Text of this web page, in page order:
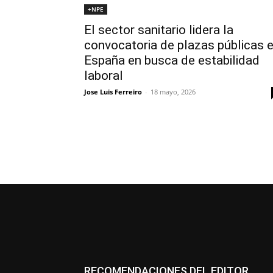
+NPE
El sector sanitario lidera la
convocatoria de plazas públicas
España en busca de estabilidad
laboral
Jose Luis Ferreiro - 18 mayo, 2026